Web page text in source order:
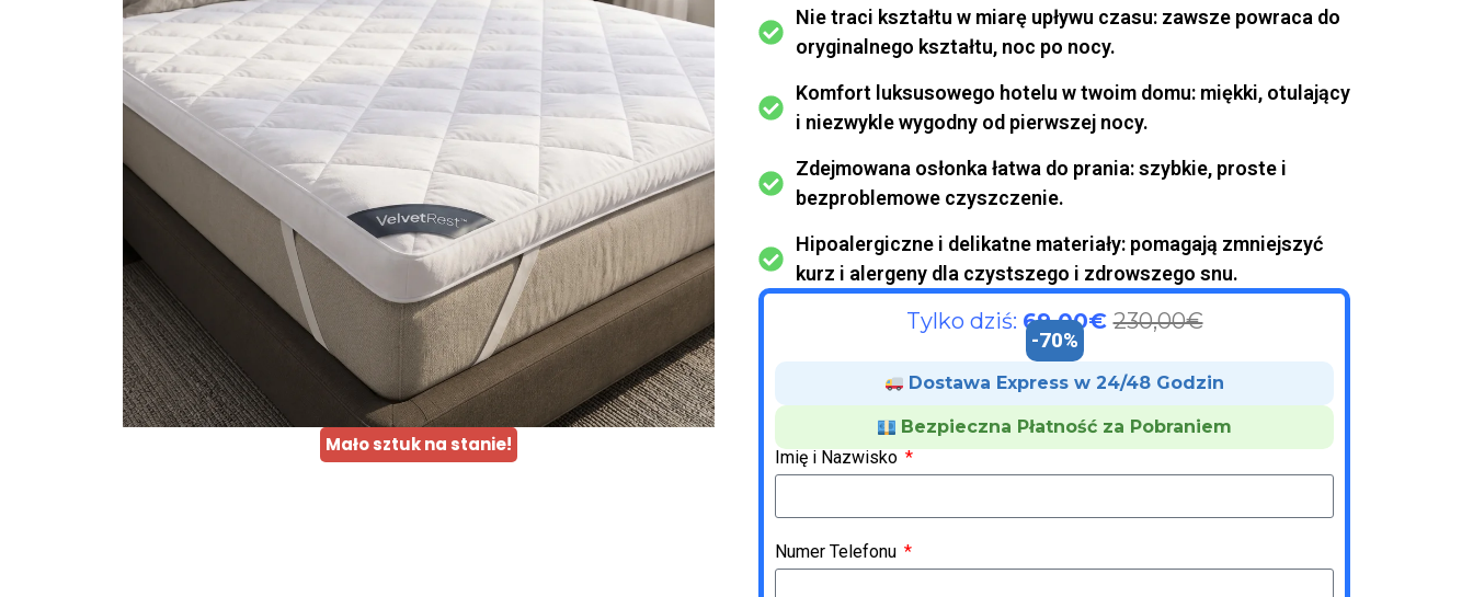
Mało sztuk na stanie!
Nie traci kształtu w miarę upływu czasu: zawsze powraca do
oryginalnego kształtu, noc po nocy.
Komfort luksusowego hotelu w twoim domu: miękki, otulający
i niezwykle wygodny od pierwszej nocy.
Zdejmowana osłonka łatwa do prania: szybkie, proste i
bezproblemowe czyszczenie.
Hipoalergiczne i delikatne materiały: pomagają zmniejszyć
kurz i alergeny dla czystszego i zdrowszego snu.
Tylko dziś: 69,00€ 230,00€
-70%
Dostawa Express w 24/48 Godzin
Bezpieczna Płatność za Pobraniem
Imię i Nazwisko
Numer Telefonu